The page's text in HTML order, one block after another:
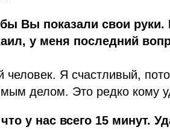
Вы показали свои руки.
у меня последний
человек. Я счастливый,
делом. Это редко кому
у нас всего 15 минут.